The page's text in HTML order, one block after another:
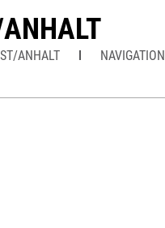
ANHALT NAVIGATION